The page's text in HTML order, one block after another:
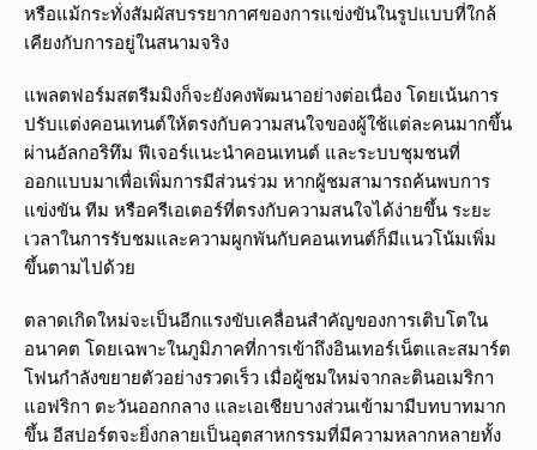
หรือแม้กระทั่งสัมผัสบรรยากาศของการแข่งขันในรูปแบบที่ใกล้
เคียงกับการอยู่ในสนามจริง
แพลตฟอร์มสตรีมมิงก็จะยังคงพัฒนาอย่างต่อเนื่อง โดยเน้นการ
ปรับแต่งคอนเทนต์ให้ตรงกับความสนใจของผู้ใช้แต่ละคนมากขึ้น
ผ่านอัลกอริทึม ฟีเจอร์แนะนำคอนเทนต์ และระบบชุมชนที่
ออกแบบมาเพื่อเพิ่มการมีส่วนร่วม หากผู้ชมสามารถค้นพบการ
แข่งขัน ทีม หรือครีเอเตอร์ที่ตรงกับความสนใจได้ง่ายขึ้น ระยะ
เวลาในการรับชมและความผูกพันกับคอนเทนต์ก็มีแนวโน้มเพิ่ม
ขึ้นตามไปด้วย
ตลาดเกิดใหม่จะเป็นอีกแรงขับเคลื่อนสำคัญของการเติบโตใน
อนาคต โดยเฉพาะในภูมิภาคที่การเข้าถึงอินเทอร์เน็ตและสมาร์ต
โฟนกำลังขยายตัวอย่างรวดเร็ว เมื่อผู้ชมใหม่จากละตินอเมริกา
แอฟริกา ตะวันออกกลาง และเอเชียบางส่วนเข้ามามีบทบาทมาก
ขึ้น อีสปอร์ตจะยิ่งกลายเป็นอุตสาหกรรมที่มีความหลากหลายทั้ง